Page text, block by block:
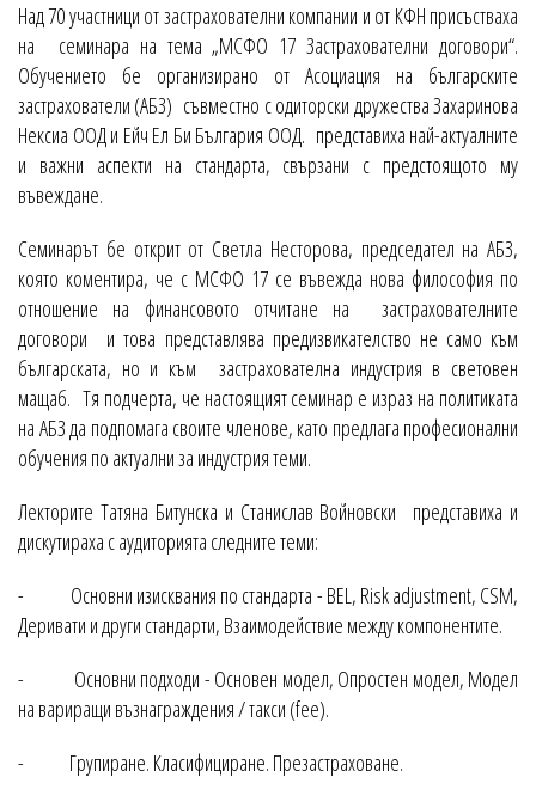
Над 70 участници от застрахователни компании и от КФН присъстваха
на семинара на тема „МСФО 17 Застрахователни договори“.
Обучението бе организирано от Асоциация на българските
застрахователи (АБЗ) съвместно с одиторски дружества Захаринова
Нексиа ООД и Ейч Ел Би България ООД. представиха най-актуалните
и важни аспекти на стандарта, свързани с предстоящото му
въвеждане.
Семинарът бе открит от Светла Несторова, председател на АБЗ,
която коментира, че с МСФО 17 се въвежда нова философия по
отношение на финансовото отчитане на застрахователните
договори и това представлява предизвикателство не само към
българската, но и към застрахователна индустрия в световен
мащаб. Тя подчерта, че настоящият семинар е израз на политиката
на АБЗ да подпомага своите членове, като предлага професионални
обучения по актуални за индустрия теми.
Лекторите Татяна Битунска и Станислав Войновски представиха и
дискутираха с аудиторията следните теми:
- Основни изисквания по стандарта - BEL, Risk adjustment, CSM,
Деривати и други стандарти, Взаимодействие между компонентите.
- Основни подходи - Основен модел, Опростен модел, Модел
на вариращи възнаграждения / такси (fee).
- Групиране. Класифициране. Презастраховане.